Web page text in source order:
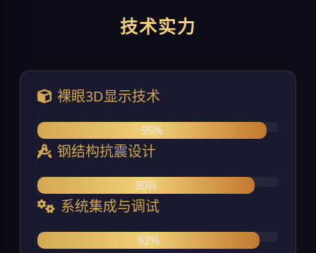
技术实力
裸眼3D显示技术
95%
钢结构抗震设计
90%
系统集成与调试
92%